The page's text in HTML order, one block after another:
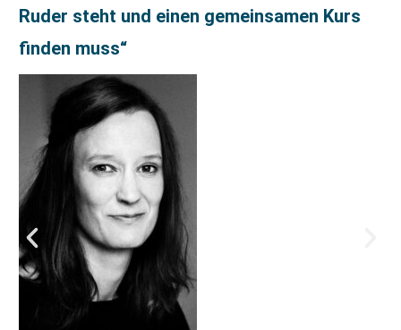
Ruder steht und einen gemeinsamen Kurs
finden muss“